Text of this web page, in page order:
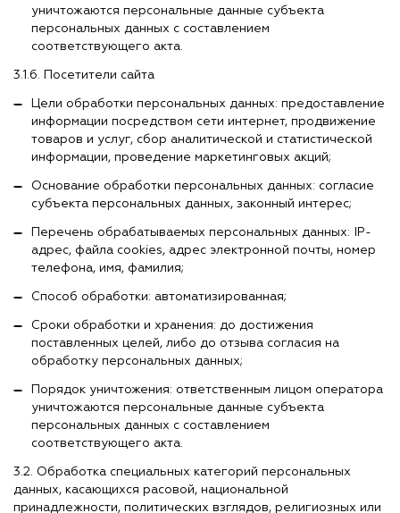
уничтожаются персональные данные субъекта
персональных данных с составлением
соответствующего акта.
3.1.6. Посетители сайта
Цели обработки персональных данных: предоставление
информации посредством сети интернет, продвижение
товаров и услуг, сбор аналитической и статистической
информации, проведение маркетинговых акций;
Основание обработки персональных данных: согласие
субъекта персональных данных, законный интерес;
Перечень обрабатываемых персональных данных: IP-
адрес, файла cookies, адрес электронной почты, номер
телефона, имя, фамилия;
Способ обработки: автоматизированная;
Сроки обработки и хранения: до достижения
поставленных целей, либо до отзыва согласия на
обработку персональных данных;
Порядок уничтожения: ответственным лицом оператора
уничтожаются персональные данные субъекта
персональных данных с составлением
соответствующего акта.
3.2. Обработка специальных категорий персональных
данных, касающихся расовой, национальной
принадлежности, политических взглядов, религиозных или